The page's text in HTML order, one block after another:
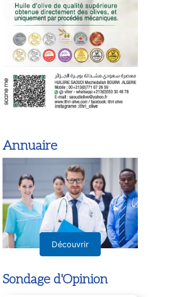
Annuaire
Découvrir
Sondage d'Opinion